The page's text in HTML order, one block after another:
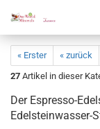
« Erster « zurück
27 Artikel in dieser
Der Espresso-​
Edelsteinwasser-​